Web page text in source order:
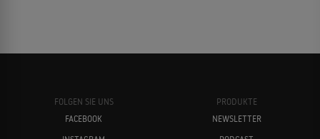
FOLGEN SIE UNS
FACEBOOK
PRODUKTE
NEWSLETTER